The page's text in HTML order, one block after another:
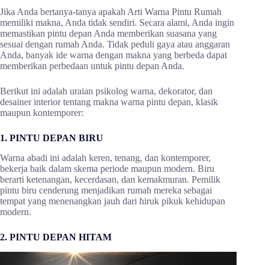
Jika Anda bertanya-tanya apakah Arti Warna Pintu Rumah
memiliki makna, Anda tidak sendiri. Secara alami, Anda ingin
memastikan pintu depan Anda memberikan suasana yang
sesuai dengan rumah Anda. Tidak peduli gaya atau anggaran
Anda, banyak ide warna dengan makna yang berbeda dapat
memberikan perbedaan untuk pintu depan Anda.
Berikut ini adalah uraian psikolog warna, dekorator, dan
desainer interior tentang makna warna pintu depan, klasik
maupun kontemporer:
1. PINTU DEPAN BIRU
Warna abadi ini adalah keren, tenang, dan kontemporer,
bekerja baik dalam skema periode maupun modern. Biru
berarti ketenangan, kecerdasan, dan kemakmuran. Pemilik
pintu biru cenderung menjadikan rumah mereka sebagai
tempat yang menenangkan jauh dari hiruk pikuk kehidupan
modern.
2. PINTU DEPAN HITAM